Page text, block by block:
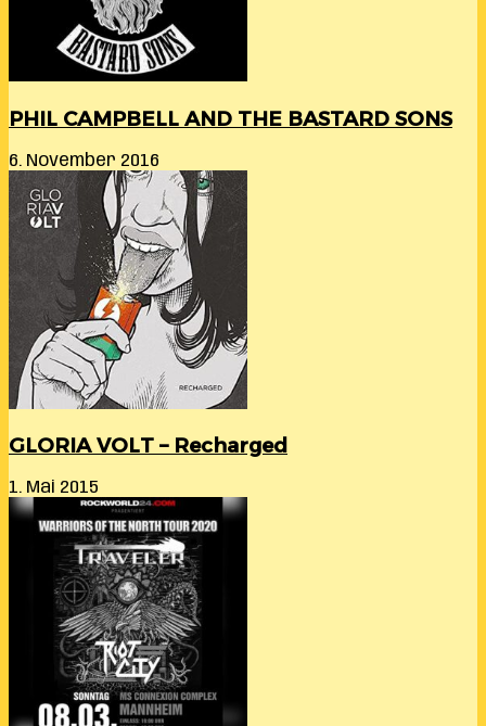
PHIL CAMPBELL AND THE BASTARD SONS
6. November 2016
GLORIA VOLT – Recharged
1. Mai 2015